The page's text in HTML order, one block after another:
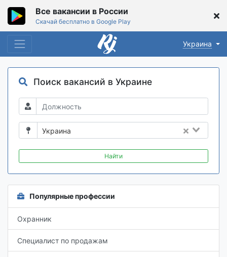
Все вакансии в России
Скачай бесплатно в Google Play
Украина
Популярные профессии
Охранник
Специалист по продажам
Поиск вакансий в Украине
Украина
Найти